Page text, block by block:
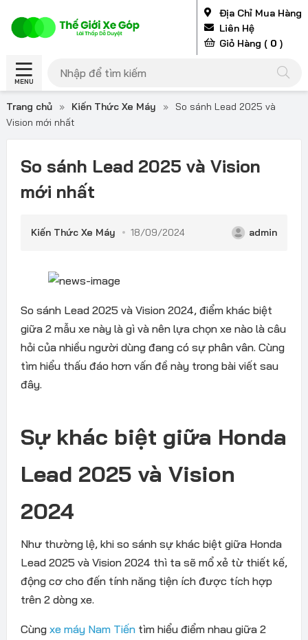
Địa Chỉ Mua Hàng
Liên Hệ
Giỏ Hàng ( 0 )
MENU
Trang chủ » Kiến Thức Xe Máy »
So sánh Lead 2025 và
Vision mới nhất
So sánh Lead 2025 và Vision
mới nhất
Kiến Thức Xe Máy 18/09/2024 admin
So sánh Lead 2025 và Vision 2024, điểm khác biệt
giữa 2 mẫu xe này là gì và nên lựa chọn xe nào là câu
hỏi của nhiều người dùng đang có sự phân vân. Cùng
tìm hiểu thấu đáo hơn vấn đề này trong bài viết sau
đây.
Sự khác biệt giữa Honda
Lead 2025 và Vision
2024
Như thường lệ, khi so sánh sự khác biệt giữa Honda
Lead 2025 và Vision 2024 thì ta sẽ mổ xẻ từ thiết kế,
động cơ cho đến tính năng tiện ích được tích hợp
trên 2 dòng xe.
Cùng xe máy Nam Tiếntìm hiểu điểm nhau giữa 2